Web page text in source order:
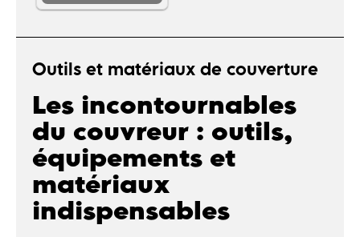
Outils et matériaux de couverture
Les incontournables
du couvreur : outils,
équipements et
matériaux
indispensables